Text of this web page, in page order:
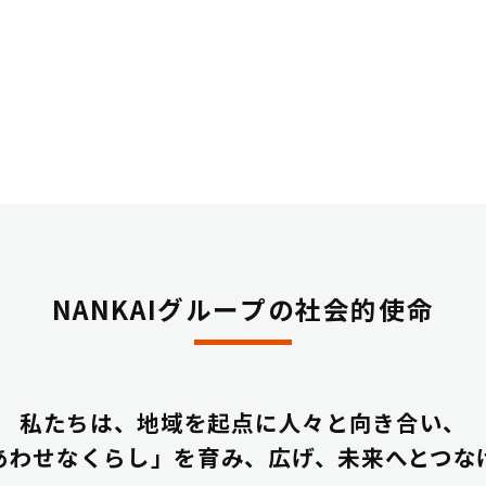
NANKAIグループの社会的使命
私たちは、地域を起点に人々と向き合い、
わせなくらし」を育み、広げ、未来へとつな